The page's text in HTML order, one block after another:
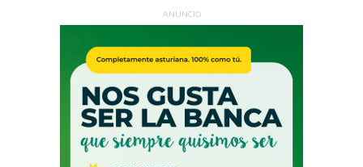
ANUNCIO